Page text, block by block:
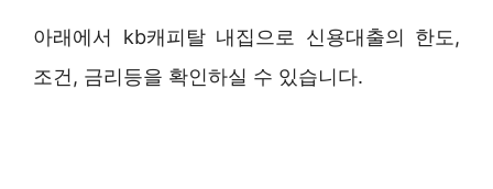
아래에서 kb캐피탈 내집으로 신용대출의 한도,
조건, 금리등을 확인하실 수 있습니다.